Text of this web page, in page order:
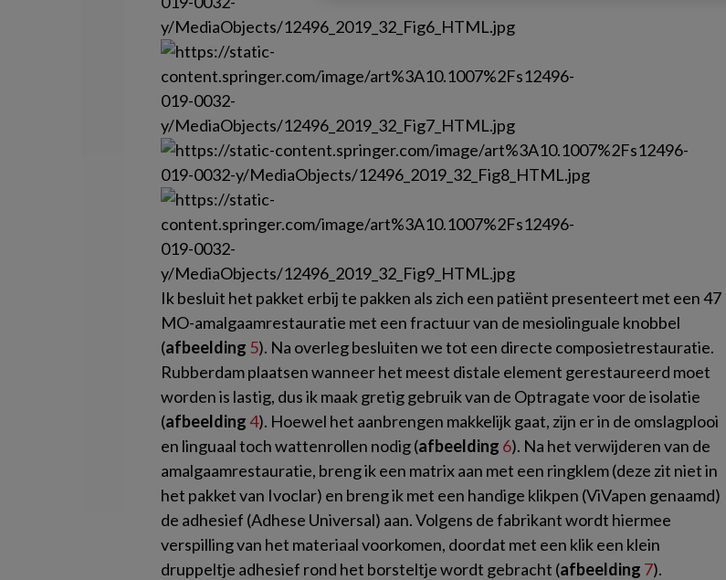
Ik besluit het pakket erbij te pakken als zich een patiënt presenteert met een 47
MO-amalgaamrestauratie met een fractuur van de mesiolinguale knobbel
(afbeelding 5). Na overleg besluiten we tot een directe composietrestauratie.
Rubberdam plaatsen wanneer het meest distale element gerestaureerd moet
worden is lastig, dus ik maak gretig gebruik van de Optragate voor de isolatie
(afbeelding4). Hoewel het aanbrengen makkelijk gaat, zijn er in de omslagplooi
en linguaal toch wattenrollen nodig (afbeelding 6). Na het verwijderen van de
amalgaamrestauratie, breng ik een matrix aan met een ringklem (deze zit niet in
het pakket van Ivoclar) en breng ik met een handige klikpen (ViVapen genaamd)
de adhesief (Adhese Universal) aan. Volgens de fabrikant wordt hiermee
verspilling van het materiaal voorkomen, doordat met een klik een klein
druppeltje adhesief rond het borsteltje wordt gebracht (afbeelding 7).